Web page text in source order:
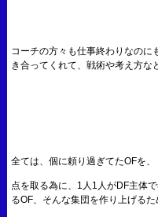
コーチの方々も仕事終わりなのに
き合ってくれて、戦術や考え方な
全ては、個に頼り過ぎてたOFを、
点を取る為に、1人1人がDF主体
るOF、そんな集団を作り上げるた